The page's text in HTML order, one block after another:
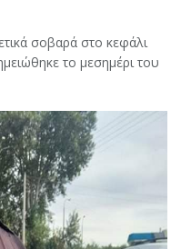
σοβαρά στο κεφάλι
το μεσημέρι του